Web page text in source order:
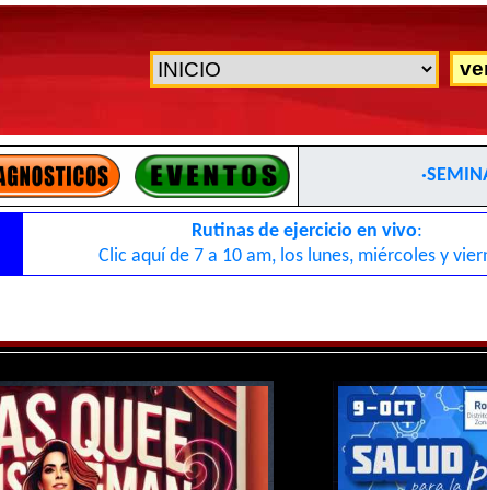
Rutinas de ejercicio en vivo:
Clic aquí de 7 a 10 am, los lunes, miércoles y